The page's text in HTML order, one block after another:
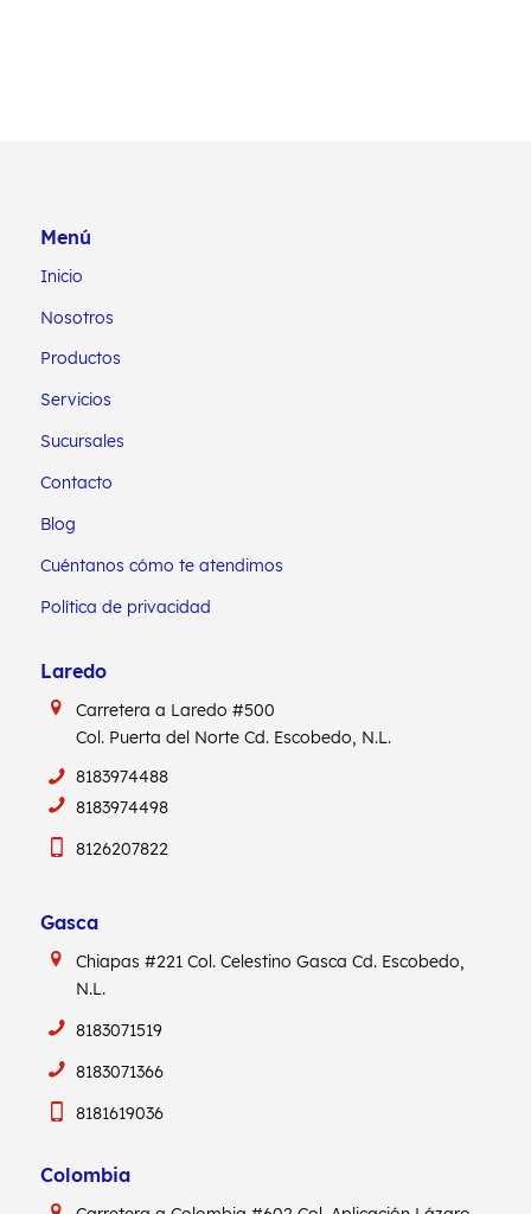
Menú
Inicio
Nosotros
Productos
Servicios
Sucursales
Contacto
Blog
Cuéntanos cómo te atendimos
Política de privacidad
Laredo
Carretera a Laredo #500
Col. Puerta del Norte Cd. Escobedo, N.L.
8183974488
8183974498
8126207822
Gasca
Chiapas #221Col. Celestino GascaCd. Escobedo,
N.L.
8183071519
8183071366
8181619036
Colombia